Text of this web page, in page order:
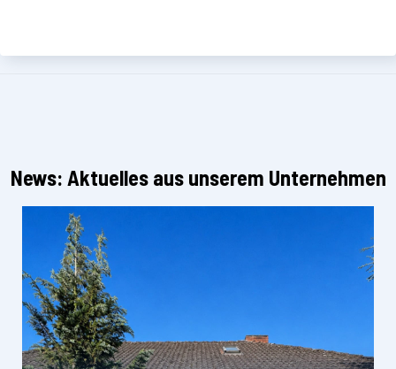
News: Aktuelles aus unserem Unternehmen